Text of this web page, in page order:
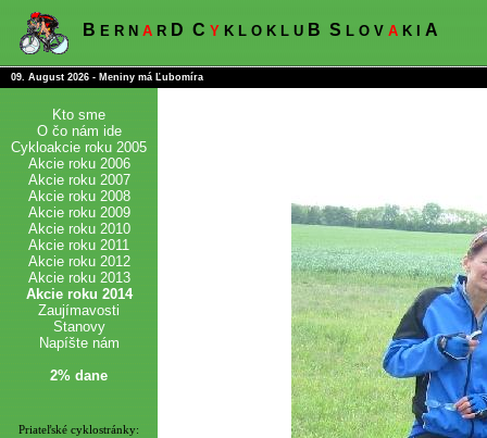
B E R N A R D C Y K L O K L U B S L O V A K I A
09. August 2026 - Meniny má Ľubomíra
Kto sme
O čo nám ide
Cykloakcie roku 2005
Akcie roku 2006
Akcie roku 2007
Akcie roku 2008
Akcie roku 2009
Akcie roku 2010
Akcie roku 2011
Akcie roku 2012
Akcie roku 2013
Akcie roku 2014
Zaujímavosti
Stanovy
Napíšte nám
2% dane
Priateľské cyklostránky: